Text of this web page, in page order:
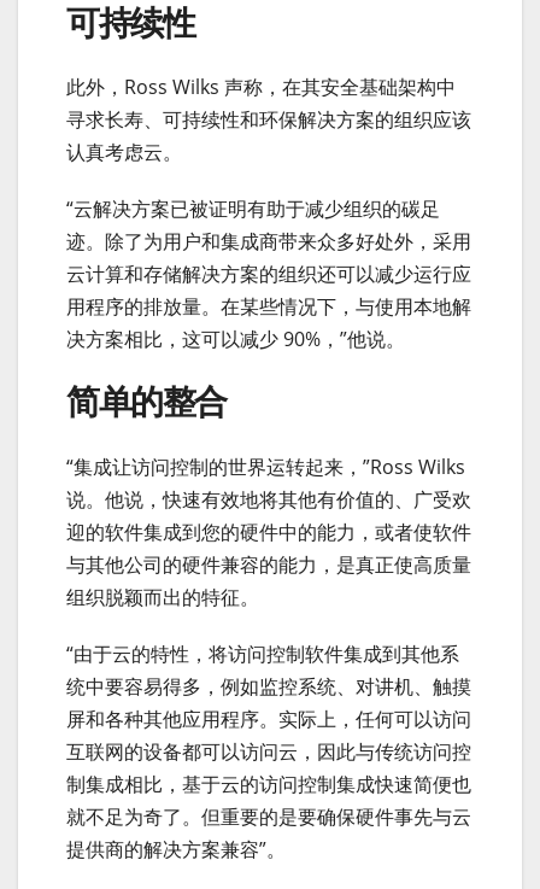
可持续性
此外，Ross Wilks 声称，在其安全基础架构中
寻求长寿、可持续性和环保解决方案的组织应该
认真考虑云。
“云解决方案已被证明有助于减少组织的碳足
迹。除了为用户和集成商带来众多好处外，采用
云计算和存储解决方案的组织还可以减少运行应
用程序的排放量。在某些情况下，与使用本地解
决方案相比，这可以减少 90%，”他说。
简单的整合
“集成让访问控制的世界运转起来，”Ross Wilks
说。他说，快速有效地将其他有价值的、广受欢
迎的软件集成到您的硬件中的能力，或者使软件
与其他公司的硬件兼容的能力，是真正使高质量
组织脱颖而出的特征。
“由于云的特性，将访问控制软件集成到其他系
统中要容易得多，例如监控系统、对讲机、触摸
屏和各种其他应用程序。实际上，任何可以访问
互联网的设备都可以访问云，因此与传统访问控
制集成相比，基于云的访问控制集成快速简便也
就不足为奇了。但重要的是要确保硬件事先与云
提供商的解决方案兼容”。